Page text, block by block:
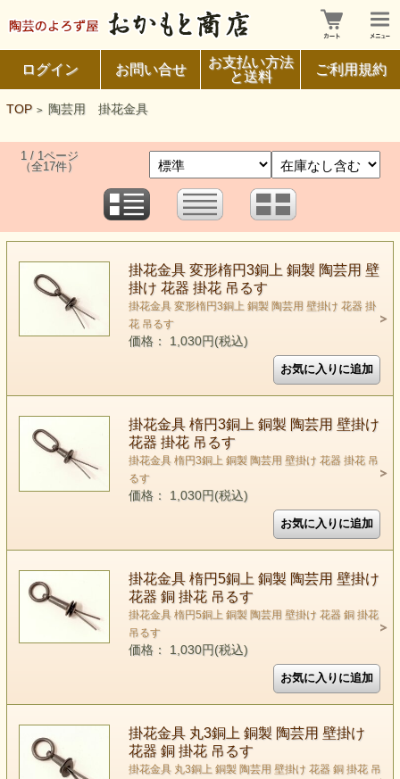
ログイン お問い合せ
お支払い方法
と送料
ご利用規約
TOP > 陶芸用 掛花金具
1 / 1ページ
（全17件）
掛花金具 変形楕円3銅上 銅製 陶芸用 壁
掛け 花器 掛花 吊るす
掛花金具 変形楕円3銅上 銅製 陶芸用 壁掛け 花器 掛
花 吊るす
価格： 1,030円(税込)
掛花金具 楕円3銅上 銅製 陶芸用 壁掛け
花器 掛花 吊るす
掛花金具 楕円3銅上 銅製 陶芸用 壁掛け 花器 掛花 吊
るす
価格： 1,030円(税込)
掛花金具 楕円5銅上 銅製 陶芸用 壁掛け
花器 銅 掛花 吊るす
掛花金具 楕円5銅上 銅製 陶芸用 壁掛け 花器 銅 掛花
吊るす
価格： 1,030円(税込)
掛花金具 丸3銅上 銅製 陶芸用 壁掛け
花器 銅 掛花 吊るす
掛花金具 丸3銅上 銅製 陶芸用 壁掛け 花器 銅 掛花 吊